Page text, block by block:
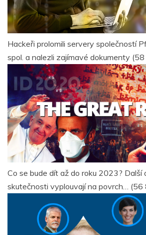
Hackeři prolomili servery společností
spol. a nalezli zajímavé dokumenty
Co se bude dít až do roku 2023? Další
skutečnosti vyplouvají na povrch… (56